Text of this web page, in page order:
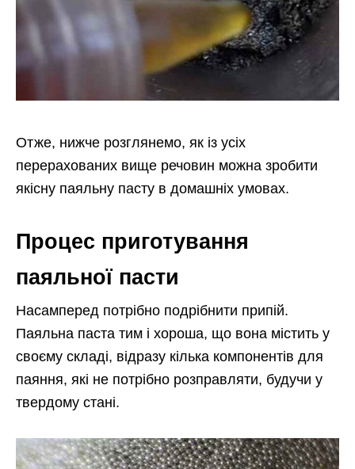
Отже, нижче розглянемо, як із усіх
перерахованих вище речовин можна зробити
якісну паяльну пасту в домашніх умовах.
Процес приготування
паяльної пасти
Насамперед потрібно подрібнити припій.
Паяльна паста тим і хороша, що вона містить у
своєму складі, відразу кілька компонентів для
паяння, які не потрібно розправляти, будучи у
твердому стані.